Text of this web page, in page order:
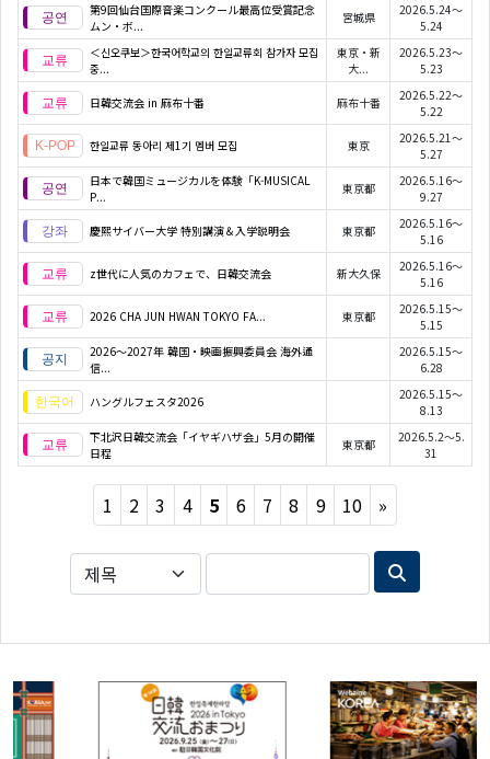
第9回仙台国際音楽コンクール最高位受賞記念
ムン・ボ...
宮城県
2026.5.24～
5.24
＜신오쿠보＞한국어학교의 한일교류회 참가자 모집
중...
東京・新
大...
2026.5.23～
5.23
日韓交流会 in 麻布十番 麻布十番
2026.5.22～
5.22
한일교류 동아리 제1기 멤버 모집 東京
2026.5.21～
5.27
日本で韓国ミュージカルを体験「K-MUSICAL
P...
東京都
2026.5.16～
9.27
慶熙サイバー大学 特別講演＆入学説明会 東京都
2026.5.16～
5.16
z世代に人気のカフェで、日韓交流会 新大久保
2026.5.16～
5.16
2026 CHA JUN HWAN TOKYO FA... 東京都
2026.5.15～
5.15
2026〜2027年 韓国・映画振興委員会 海外通
信...
2026.5.15～
6.28
ハングルフェスタ2026
2026.5.15～
8.13
下北沢日韓交流会「イヤギハザ会」5月の開催
日程
東京都
2026.5.2～5.
31
1 2 3 4 5 6 7 8 9 10 »